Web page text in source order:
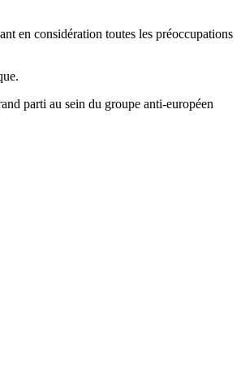
en considération toutes les préoccupations
parti au sein du groupe anti-européen